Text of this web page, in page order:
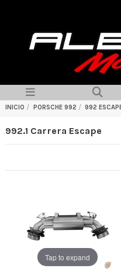
INICIO PORSCHE 992 992
992.1 Carrera Escape
Tap to expand